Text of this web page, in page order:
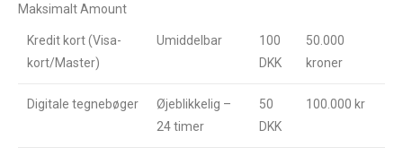
Maksimalt Amount
Kredit kort (Visa-
kort/Master)
Umiddelbar
100
DKK
50.000
kroner
Digitale tegnebøger
Øjeblikkelig –
24 timer
50
DKK
100.000 kr